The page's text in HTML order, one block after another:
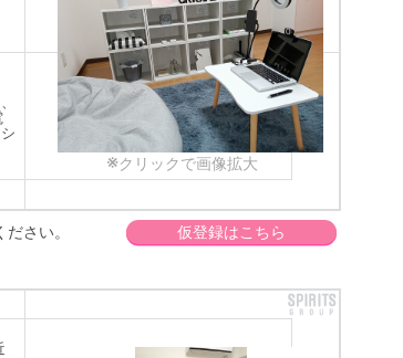
※クリックで画像拡大
さい。 仮登録はこちら